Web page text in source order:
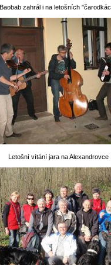
Baobab zahrál i na letošních
Letošní vítání jara na Alexandrovce